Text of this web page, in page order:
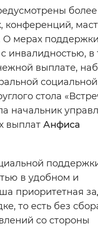
настройки
конференций,
О мерах
инвалидностью, в
выплате,
социальной
стола
начальник
выплат Анфиса
в удобном и
приоритетная
то есть без
со стороны